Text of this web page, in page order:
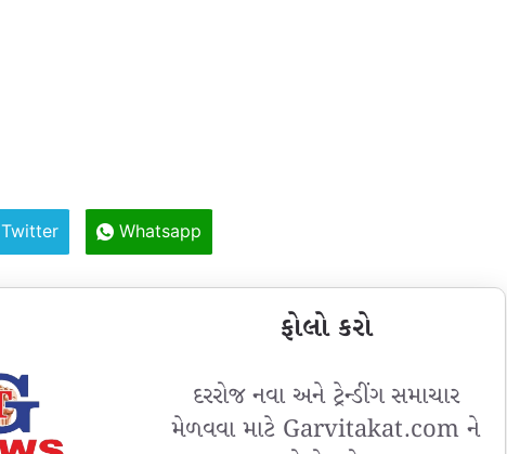
Twitter Whatsapp
ફોલો કરો
દરરોજ નવા અને ટ્રેન્ડીંગ સમાચાર
મેળવવા માટે Garvitakat.com ને